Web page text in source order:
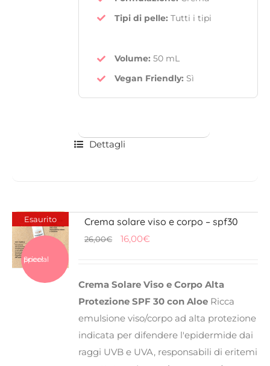
Tipi di pelle: Tutti i tipi
Volume: 50 mL
Vegan Friendly: Sì
Dettagli
Esaurito
Special price!
Crema solare viso e corpo – spf30
26,00€
Il
era:
26,00€.
16,00€
è:
16,00€.
CremaSolare Viso e Corpo Alta
Protezione SPF 30 con Aloe Ricca
emulsione viso/corpo ad alta protezione
indicata per difendere l'epidermide dai
raggi UVB e UVA, responsabili di eritemi